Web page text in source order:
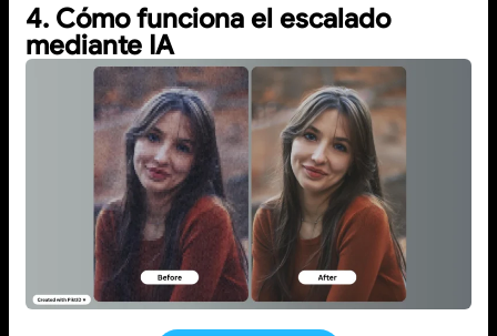
4. Cómo funciona el escalado
mediante IA